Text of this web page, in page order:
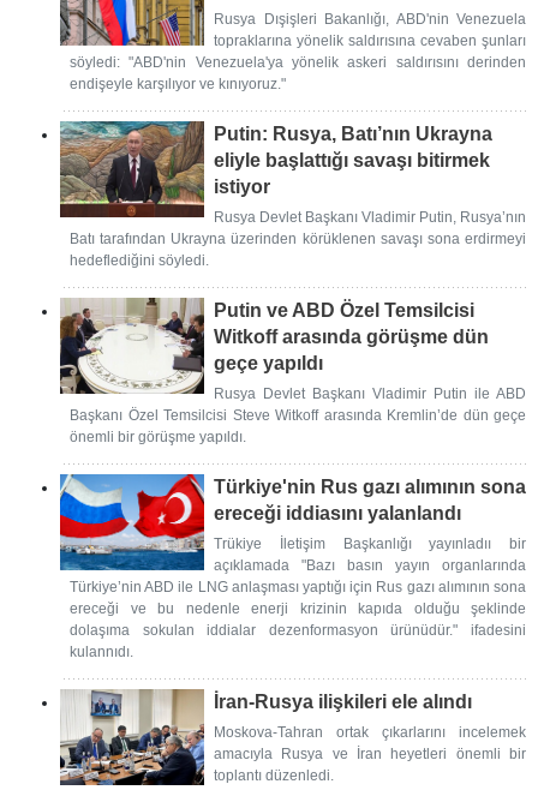
Rusya Dışişleri Bakanlığı, ABD'nin Venezuela
topraklarına yönelik saldırısına cevaben şunları
söyledi: "ABD'nin Venezuela'ya yönelik askeri saldırısını derinden
endişeyle karşılıyor ve kınıyoruz."
Putin: Rusya, Batı’nın Ukrayna
eliyle başlattığı savaşı bitirmek
istiyor
Rusya Devlet Başkanı Vladimir Putin, Rusya’nın
Batı tarafından Ukrayna üzerinden körüklenen savaşı sona erdirmeyi
hedeflediğini söyledi.
Putin ve ABD Özel Temsilcisi
Witkoff arasında görüşme dün
geçe yapıldı
Rusya Devlet Başkanı Vladimir Putin ile ABD
Başkanı Özel Temsilcisi Steve Witkoff arasında Kremlin’de dün geçe
önemli bir görüşme yapıldı.
Türkiye'nin Rus gazı alımının sona
ereceği iddiasını yalanlandı
Trükiye İletişim Başkanlığı yayınladıı bir
açıklamada "Bazı basın yayın organlarında
Türkiye’nin ABD ile LNG anlaşması yaptığı için Rus gazı alımının sona
ereceği ve bu nedenle enerji krizinin kapıda olduğu şeklinde
dolaşıma sokulan iddialar dezenformasyon ürünüdür." ifadesini
kulannıdı.
İran-Rusya ilişkileri ele alındı
Moskova-Tahran ortak çıkarlarını incelemek
amacıyla Rusya ve İran heyetleri önemli bir
toplantı düzenledi.